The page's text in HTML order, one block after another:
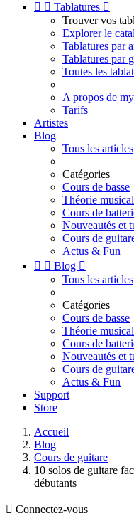
  Tablatures 
Trouver vos
Explorer le
Tablatures par
Tablatures par
Toutes les
A propos de
Tarifs
Artistes
Blog
Tous les articles
Catégories
Cours de basse
Théorie
Cours de
Nouveautés et
Cours de
Actus & Fun
  Blog 
Tous les articles
Catégories
Cours de basse
Théorie
Cours de
Nouveautés et
Cours de
Actus & Fun
Support
Store
Accueil
Blog
Cours de guitare
10 solos de guitare
débutants
 Connectez-vous